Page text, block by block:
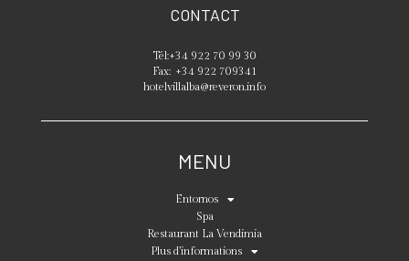
CONTACT
Tél:+34 922 70 99 30
Fax: +34 922 709341
hotelvillalba@reveron.info
MENU
Entornos
Spa
Restaurant La Vendimia
Plus d’informations